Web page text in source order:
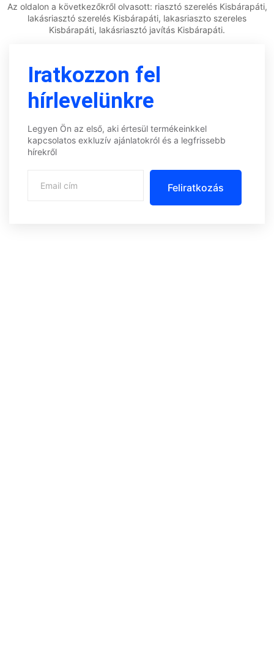
Az oldalon a következőkről olvasott: riasztó szerelés Kisbárapáti,
lakásriasztó szerelés Kisbárapáti, lakasriaszto szereles
Kisbárapáti, lakásriasztó javítás Kisbárapáti.
Iratkozzon fel
hírlevelünkre
Legyen Ön az első, aki értesül termékeinkkel
kapcsolatos exkluzív ajánlatokról és a legfrissebb
hírekről
Feliratkozás